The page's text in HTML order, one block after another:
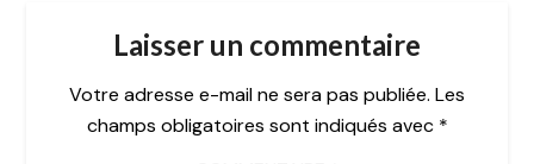
Laisser un commentaire
Votre adresse e-mail ne sera pas publiée. Les
champs obligatoires sont indiqués avec *